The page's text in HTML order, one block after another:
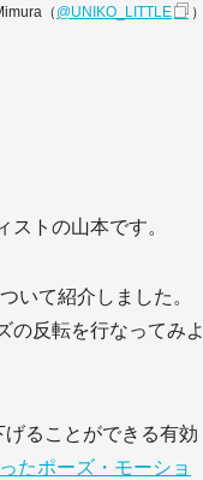
（ @UNIKO_LITTLE ）
トの山本です。
いて紹介しました。
の反転を行なってみよ
ることができる有効
たポーズ・モーショ